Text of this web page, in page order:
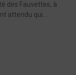
des Fauvettes, à
attendu qui…